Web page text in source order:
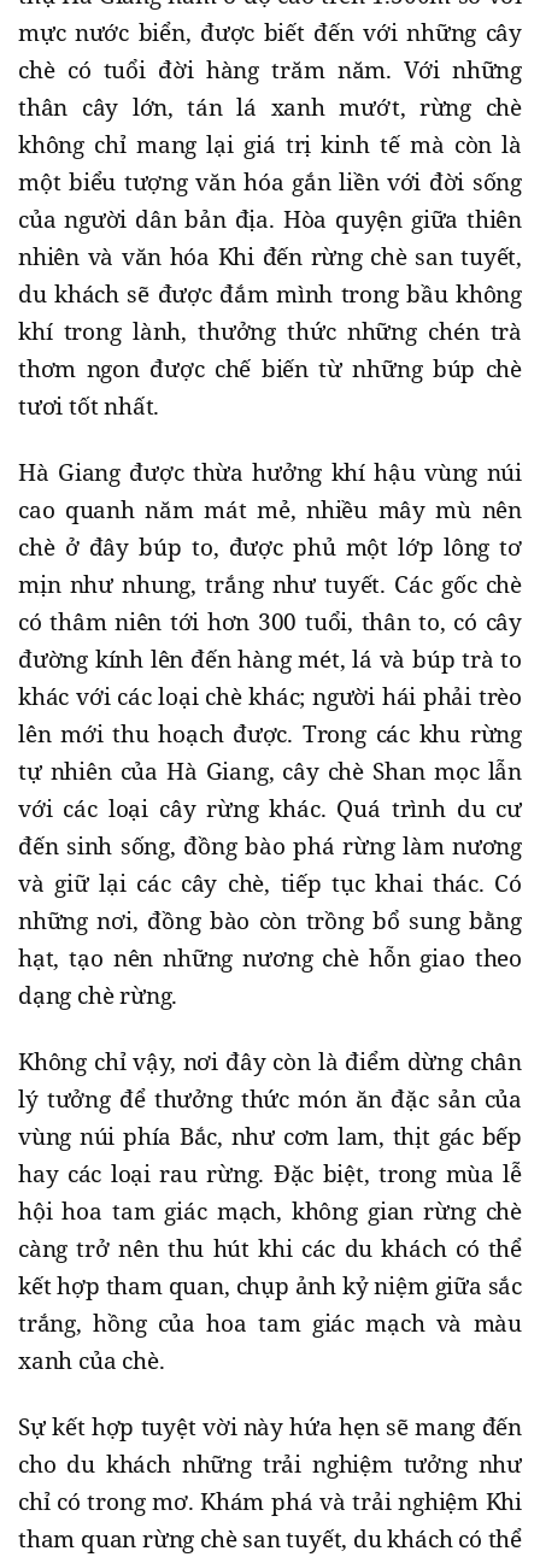
mực nước biển, được biết đến với những cây
chè có tuổi đời hàng trăm năm. Với những
thân cây lớn, tán lá xanh mướt, rừng chè
không chỉ mang lại giá trị kinh tế mà còn là
một biểu tượng văn hóa gắn liền với đời sống
của người dân bản địa. Hòa quyện giữa thiên
nhiên và văn hóa Khi đến rừng chè san tuyết,
du khách sẽ được đắm mình trong bầu không
khí trong lành, thưởng thức những chén trà
thơm ngon được chế biến từ những búp chè
tươi tốt nhất.
Hà Giang được thừa hưởng khí hậu vùng núi
cao quanh năm mát mẻ, nhiều mây mù nên
chè ở đây búp to, được phủ một lớp lông tơ
mịn như nhung, trắng như tuyết. Các gốc chè
có thâm niên tới hơn 300 tuổi, thân to, có cây
đường kính lên đến hàng mét, lá và búp trà to
khác với các loại chè khác; người hái phải trèo
lên mới thu hoạch được. Trong các khu rừng
tự nhiên của Hà Giang, cây chè Shan mọc lẫn
với các loại cây rừng khác. Quá trình du cư
đến sinh sống, đồng bào phá rừng làm nương
và giữ lại các cây chè, tiếp tục khai thác. Có
những nơi, đồng bào còn trồng bổ sung bằng
hạt, tạo nên những nương chè hỗn giao theo
dạng chè rừng.
Không chỉ vậy, nơi đây còn là điểm dừng chân
lý tưởng để thưởng thức món ăn đặc sản của
vùng núi phía Bắc, như cơm lam, thịt gác bếp
hay các loại rau rừng. Đặc biệt, trong mùa lễ
hội hoa tam giác mạch, không gian rừng chè
càng trở nên thu hút khi các du khách có thể
kết hợp tham quan, chụp ảnh kỷ niệm giữa sắc
trắng, hồng của hoa tam giác mạch và màu
xanh của chè.
Sự kết hợp tuyệt vời này hứa hẹn sẽ mang đến
cho du khách những trải nghiệm tưởng như
chỉ có trong mơ. Khám phá và trải nghiệm Khi
tham quan rừng chè san tuyết, du khách có thể